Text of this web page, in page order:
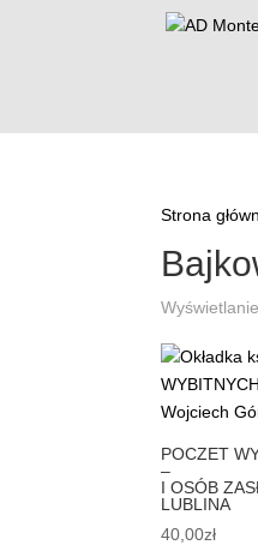
Strona
POCZET
–
I OSÓB
LUBLINA
40,00zł